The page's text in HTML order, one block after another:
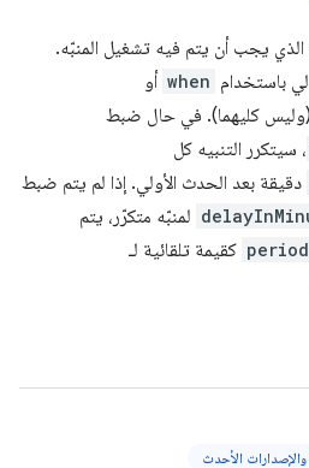
يجب أن يتم فيه تشغيل المنبّه.
باستخدام when أو
(وليس كليهما). في حال ضبط
، سيتكرر التنبيه كل
دقيقة بعد الحدث الأولي. إذا لم يتم ضبط
لمنبّه متكرّر، يتم
كقيمة تلقائية لـ